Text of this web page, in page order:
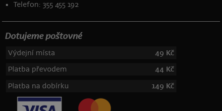
Telefon: 355 455 192
Dotujeme poštovné
Výdejní místa
49 Kč
Platba převodem
44 Kč
Platba na dobírku
149 Kč